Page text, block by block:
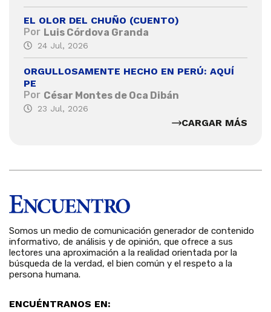
EL OLOR DEL CHUÑO (CUENTO)
Por Luis Córdova Granda
24 Jul, 2026
ORGULLOSAMENTE HECHO EN PERÚ: AQUÍ
PE
Por César Montes de Oca Dibán
23 Jul, 2026
CARGAR MÁS
Somos un medio de comunicación generador de contenido
informativo, de análisis y de opinión, que ofrece a sus
lectores una aproximación a la realidad orientada por la
búsqueda de la verdad, el bien común y el respeto a la
persona humana.
ENCUÉNTRANOS EN: